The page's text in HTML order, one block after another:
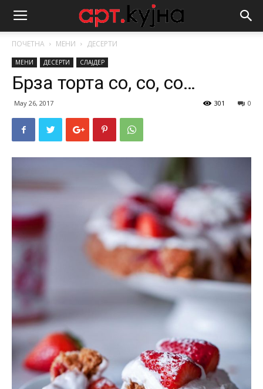
ПОЧЕТНА МЕНИ ДЕСЕРТИ
МЕНИ ДЕСЕРТИ СЛАЈДЕР
Брза торта со, со, со…
May 26, 2017 0
301